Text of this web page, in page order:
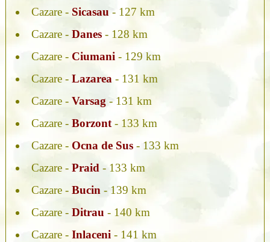
Cazare - Sicasau - 127 km
Cazare - Danes- 128 km
Cazare - Ciumani- 129 km
Cazare - Lazarea- 131 km
Cazare - Varsag- 131 km
Cazare - Borzont- 133 km
Cazare - Ocna de Sus- 133 km
Cazare - Praid- 133 km
Cazare - Bucin- 139 km
Cazare - Ditrau - 140 km
Cazare - Inlaceni- 141 km